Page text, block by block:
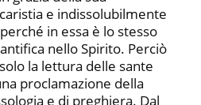
e indissolubilmente
in essa è lo stesso
nello Spirito. Perciò
la let­tura delle sante
proclamazione della
e di preghiera. Dal